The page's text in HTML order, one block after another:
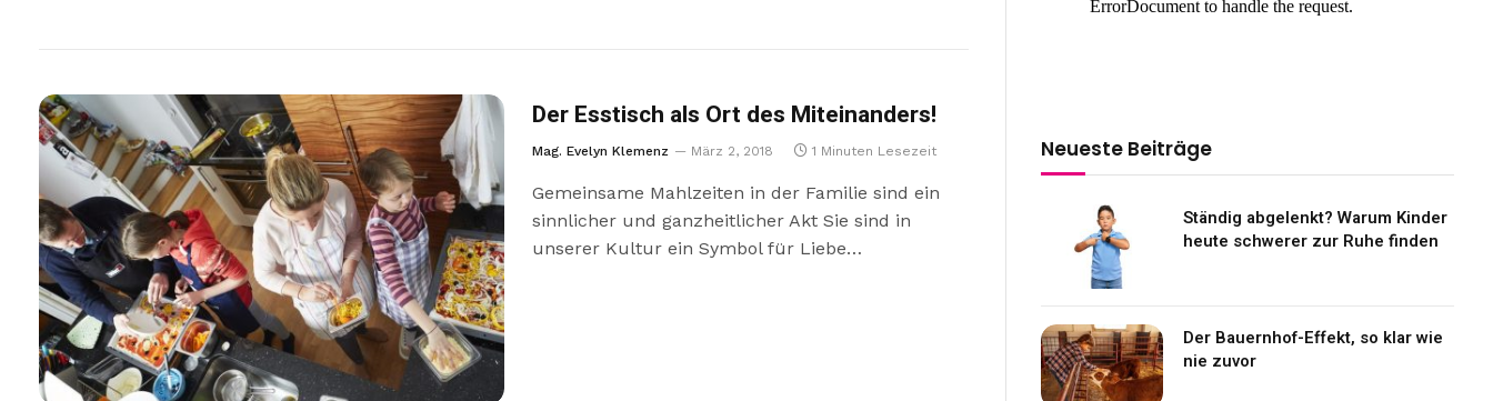
Der Esstisch als Ort des Miteinanders!
Mag. Evelyn Klemenz März 2, 2018 1 Minuten Lesezeit
Gemeinsame Mahlzeiten in der Familie sind ein
sinnlicher und ganzheitlicher Akt Sie sind in
unserer Kultur ein Symbol für Liebe…
Neueste Beiträge
Ständig abgelenkt? Warum Kinder
heute schwerer zur Ruhe finden
Der Bauernhof-Effekt, so klar wie
nie zuvor